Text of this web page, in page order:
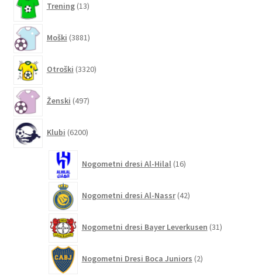
Trening 13izdelkov
Moški 3881izdelkov
Otroški 3320izdelkov
Ženski 497izdelkov
Klubi 6200izdelkov
Nogometni dresi Al-Hilal 16izdelkov
Nogometni dresi Al-Nassr 42izdelkov
Nogometni dresi Bayer Leverkusen 31izdelkov
Nogometni Dresi Boca Juniors 2izdelka